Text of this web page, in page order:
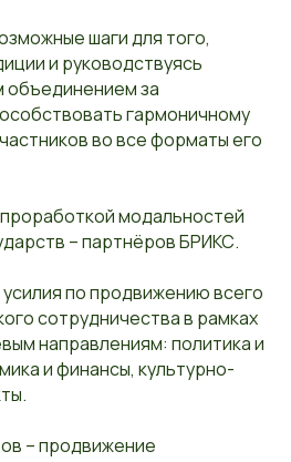
шаги для того,
и руководствуясь
объединением за
гармоничному
во все форматы его
модальностей
– партнёров БРИКС.
по продвижению всего
сотрудничества в рамках
направлениям: политика и
и финансы, культурно-
– продвижение